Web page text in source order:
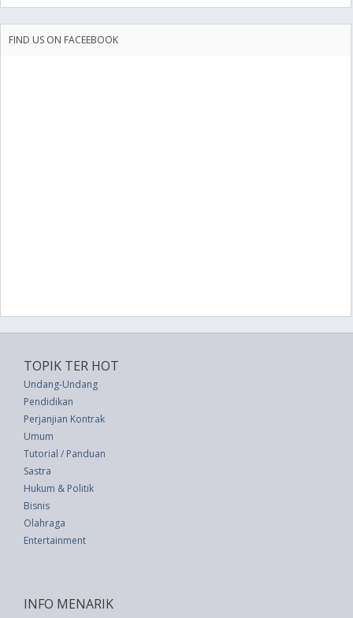
FIND US ON FACEEBOOK
TOPIK TER HOT
Undang-Undang
Pendidikan
Perjanjian Kontrak
Umum
Tutorial / Panduan
Sastra
Hukum & Politik
Bisnis
Olahraga
Entertainment
INFO MENARIK